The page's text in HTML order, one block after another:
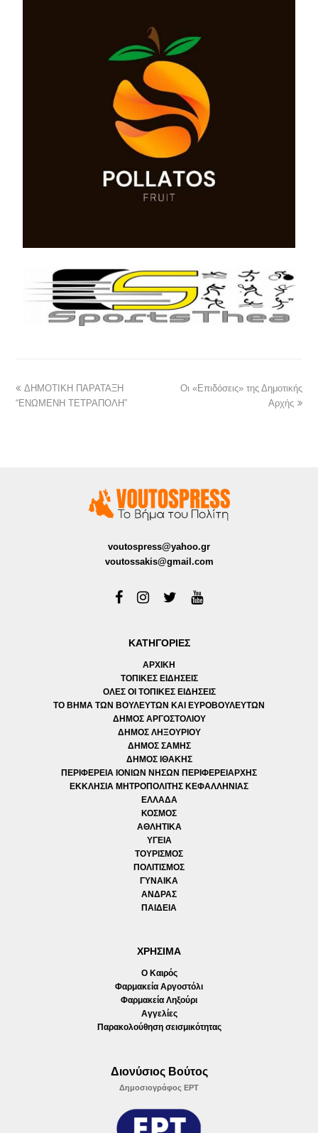
ΔΗΜΟΤΙΚΗ ΠΑΡΑΤΑΞΗ
“ΕΝΩΜΕΝΗ ΤΕΤΡΑΠΟΛΗ”
Οι «Επιδόσεις» της Δημοτικής
Αρχής
voutospress@yahoo.gr
voutossakis@gmail.com
ΚΑΤΗΓΟΡΙΕΣ
ΑΡΧΙΚΗ
ΤΟΠΙΚΕΣ ΕΙΔΗΣΕΙΣ
ΟΛΕΣ ΟΙ ΤΟΠΙΚΕΣ ΕΙΔΗΣΕΙΣ
ΤΟ ΒΗΜΑ ΤΩΝ ΒΟΥΛΕΥΤΩΝ ΚΑΙ ΕΥΡΟΒΟΥΛΕΥΤΩΝ
ΔΗΜΟΣ ΑΡΓΟΣΤΟΛΙΟΥ
ΔΗΜΟΣ ΛΗΞΟΥΡΙΟΥ
ΔΗΜΟΣ ΣΑΜΗΣ
ΔΗΜΟΣ ΙΘΑΚΗΣ
ΠΕΡΙΦΕΡΕΙΑ ΙΟΝΙΩΝ ΝΗΣΩΝ ΠΕΡΙΦΕΡΕΙΑΡΧΗΣ
ΕΚΚΛΗΣΙΑ ΜΗΤΡΟΠΟΛΙΤΗΣ ΚΕΦΑΛΛΗΝΙΑΣ
ΕΛΛΑΔΑ
ΚΟΣΜΟΣ
ΑΘΛΗΤΙΚΑ
ΥΓΕΙΑ
ΤΟΥΡΙΣΜΟΣ
ΠΟΛΙΤΙΣΜΟΣ
ΓΥΝΑΙΚΑ
ΑΝΔΡΑΣ
ΠΑΙΔΕΙΑ
ΧΡΗΣΙΜΑ
Ο Καιρός
Φαρμακεία Αργοστόλι
Φαρμακεία Ληξούρι
Αγγελίες
Παρακολούθηση σεισμικότητας
Διονύσιος Βούτος
Δημοσιογράφος ΕΡΤ